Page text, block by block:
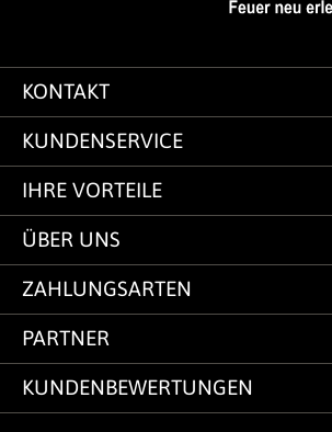
KONTAKT
KUNDENSERVICE
IHRE VORTEILE
ÜBER UNS
ZAHLUNGSARTEN
PARTNER
KUNDENBEWERTUNGEN